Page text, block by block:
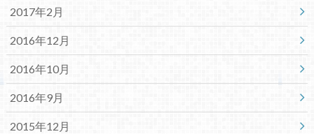
2017年2月
2016年12月
2016年10月
2016年9月
2015年12月